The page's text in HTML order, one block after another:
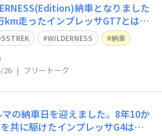
納車となりました
走ったインプレッサGT7とはお
エンブレムエンブレ
ドフラップ、タイヤ、ホイールが
てます✨今までご縁がなか
WILDERNESS 納車
26 | フリートーク
の納車日を迎えました。8年10か
共に駆けたインプレッサG4は無